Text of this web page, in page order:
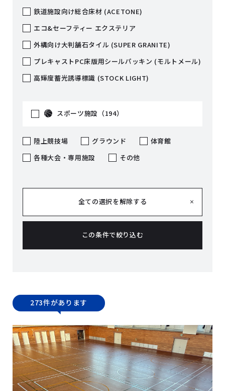
鉄道施設向け総合床材 (ACETONE)
エコ&セーフティー エクステリア
外構向け大判舗石タイル (SUPER GRANITE)
プレキャストPC床版用シールパッキン (モルトメール)
高輝度蓄光誘導標識 (STOCK LIGHT)
スポーツ施設（194）
陸上競技場 グラウンド
体育館
各種大会・専用施設
その他
全ての選択を解除する
この条件で絞り込む
273件があります